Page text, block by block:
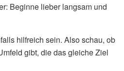
Beginne lieber langsam und
hilfreich sein. Also schau, ob
gibt, die das gleiche Ziel